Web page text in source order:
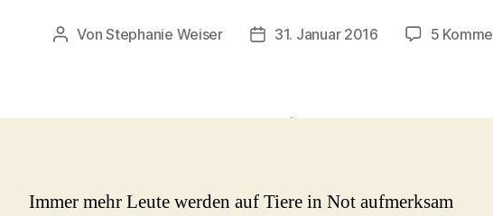
Beitragsautor
VonStephanie Weiser Beitragsdatum
31. Januar 2016 5
Immer mehr Leute werden auf Tiere in Not aufmerksam